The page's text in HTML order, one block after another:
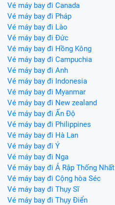
Vé máy bay đi Canada
Vé máy bay đi Pháp
Vé máy bay đi Lào
Vé máy bay đi Đức
Vé máy bay đi Hồng Kông
Vé máy bay đi Campuchia
Vé máy bay đi Anh
Vé máy bay đi Indonesia
Vé máy bay đi Myanmar
Vé máy bay đi New zealand
Vé máy bay đi Ấn Độ
Vé máy bay đi Philippines
Vé máy bay đi Hà Lan
Vé máy bay đi Ý
Vé máy bay đi Nga
Vé máy bay đi Ả Rập Thống Nhất
Vé máy bay đi Cộng hòa Séc
Vé máy bay đi Thụy Sĩ
Vé máy bay đi Thụy Điển